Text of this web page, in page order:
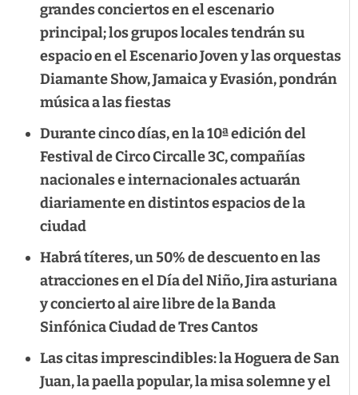
grandes conciertos en el escenario
principal; los grupos locales tendrán su
espacio en el Escenario Joven y las orquestas
Diamante Show, Jamaica y Evasión, pondrán
música a las fiestas
Durante cinco días, en la 10ª edición del
Festival de Circo Circalle 3C, compañías
nacionales e internacionales actuarán
diariamente en distintos espacios de la
ciudad
Habrá títeres, un 50% de descuento en las
atracciones en el Día del Niño, Jira asturiana
y concierto al aire libre de la Banda
Sinfónica Ciudad de Tres Cantos
Las citas imprescindibles: la Hoguera de San
Juan, la paella popular, la misa solemne y el